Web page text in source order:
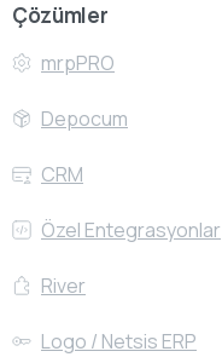
Çözümler
mrpPRO
Depocum
CRM
Özel Entegrasyonlar
River
Logo / Netsis ERP